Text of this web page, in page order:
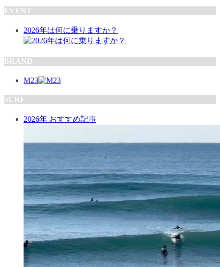
EVENT
2026年は何に乗りますか？
BRAND
M23
SURF
2026年 おすすめ記事